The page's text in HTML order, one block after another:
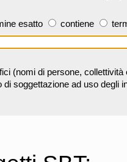
esatto contiene
(nomi di persone,
di soggettazione ad uso degli